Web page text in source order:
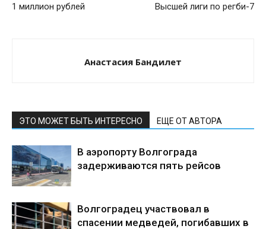
1 миллион рублей
Высшей лиги по регби-7
Анастасия Бандилет
ЭТО МОЖЕТ БЫТЬ ИНТЕРЕСНО ЕЩЕ ОТ АВТОРА
В аэропорту Волгограда
задерживаются пять рейсов
Волгоградец участвовал в
спасении медведей, погибавших в